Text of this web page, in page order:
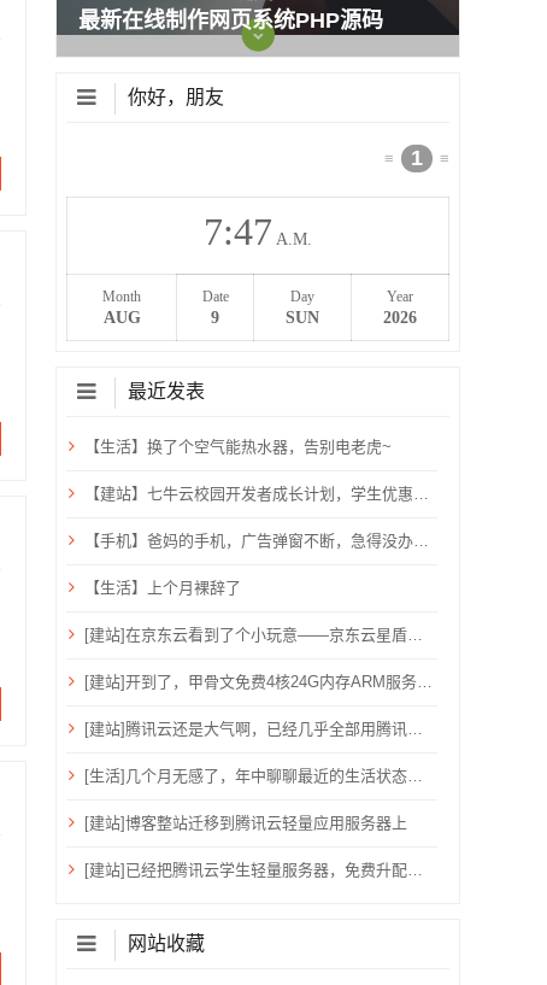
最新在线制作网页系统PHP源码
你好，朋友
≡ 1 ≡
7:47 A.M.
Month
AUG
Date
9
Day
SUN
Year
2026
最近发表
【生活】换了个空气能热水器，告别电老虎~
【建站】七牛云校园开发者成长计划，学生优惠，需验证学生邮箱
【手机】爸妈的手机，广告弹窗不断，急得没办法只能关机重启？用ADB卸载快应用框架！
【生活】上个月裸辞了
[建站]在京东云看到了个小玩意——京东云星盾安全加速。
[建站]开到了，甲骨文免费4核24G内存ARM服务器~
[建站]腾讯云还是大气啊，已经几乎全部用腾讯云了！
[生活]几个月无感了，年中聊聊最近的生活状态吧！
[建站]博客整站迁移到腾讯云轻量应用服务器上
[建站]已经把腾讯云学生轻量服务器，免费升配到：2核心、4G内存、6M带宽、80G硬盘、1200G流量
网站收藏